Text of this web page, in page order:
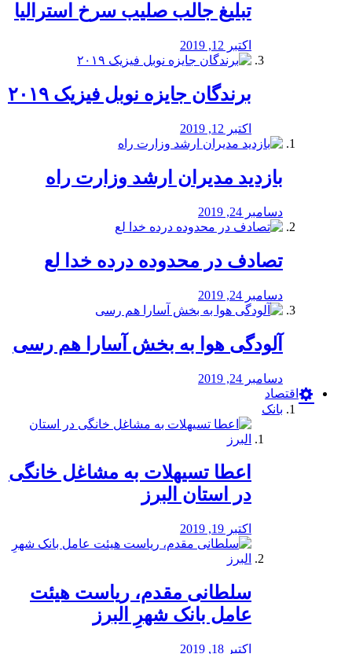
تبلیغ جالب صلیب سرخ استرالیا
اکتبر 12, 2019
برندگان جایزه نوبل فیزیک ۲۰۱۹
اکتبر 12, 2019
بازدید مدیران ارشد وزارت راه
دسامبر 24, 2019
تصادف در محدوده درده خدا لع
دسامبر 24, 2019
آلودگی هوا به بخش آسارا هم رسی
دسامبر 24, 2019
اقتصاد
بانک
️اعطا تسیهلات به مشاغل خانگی
در استان البرز
اکتبر 19, 2019
سلطانی مقدم، ریاست هیئت
عامل بانک شهرِ البرز
اکتبر 18, 2019